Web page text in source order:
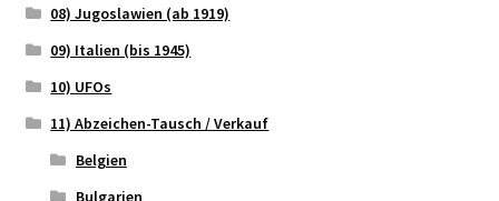
08) Jugoslawien (ab 1919)
09) Italien (bis 1945)
10) UFOs
11) Abzeichen-Tausch / Verkauf
Belgien
Bulgarien